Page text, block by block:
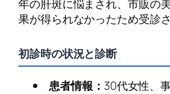
年の肝斑に悩まされ、市販の
果が得られなかったため受診
初診時の状況と診断
患者情報： 30代女性、